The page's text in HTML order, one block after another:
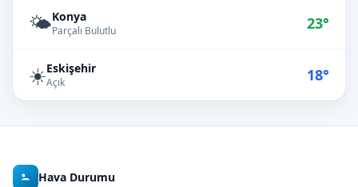
🌤️Konya
Parçalı Bulutlu 23°
☀️Eskişehir
Açık 18°
Hava Durumu